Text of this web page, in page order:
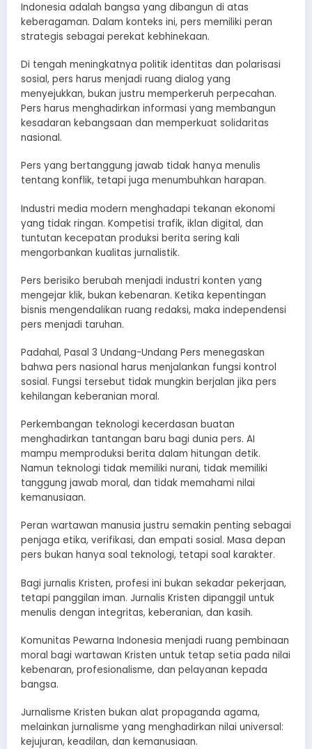
Indonesia adalah bangsa yang dibangun di atas
keberagaman. Dalam konteks ini, pers memiliki peran
strategis sebagai perekat kebhinekaan.
Di tengah meningkatnya politik identitas dan polarisasi
sosial, pers harus menjadi ruang dialog yang
menyejukkan, bukan justru memperkeruh perpecahan.
Pers harus menghadirkan informasi yang membangun
kesadaran kebangsaan dan memperkuat solidaritas
nasional.
Pers yang bertanggung jawab tidak hanya menulis
tentang konflik, tetapi juga menumbuhkan harapan.
Industri media modern menghadapi tekanan ekonomi
yang tidak ringan. Kompetisi trafik, iklan digital, dan
tuntutan kecepatan produksi berita sering kali
mengorbankan kualitas jurnalistik.
Pers berisiko berubah menjadi industri konten yang
mengejar klik, bukan kebenaran. Ketika kepentingan
bisnis mengendalikan ruang redaksi, maka independensi
pers menjadi taruhan.
Padahal, Pasal 3 Undang-Undang Pers menegaskan
bahwa pers nasional harus menjalankan fungsi kontrol
sosial. Fungsi tersebut tidak mungkin berjalan jika pers
kehilangan keberanian moral.
Perkembangan teknologi kecerdasan buatan
menghadirkan tantangan baru bagi dunia pers. AI
mampu memproduksi berita dalam hitungan detik.
Namun teknologi tidak memiliki nurani, tidak memiliki
tanggung jawab moral, dan tidak memahami nilai
kemanusiaan.
Peran wartawan manusia justru semakin penting sebagai
penjaga etika, verifikasi, dan empati sosial. Masa depan
pers bukan hanya soal teknologi, tetapi soal karakter.
Bagi jurnalis Kristen, profesi ini bukan sekadar pekerjaan,
tetapi panggilan iman. Jurnalis Kristen dipanggil untuk
menulis dengan integritas, keberanian, dan kasih.
Komunitas Pewarna Indonesia menjadi ruang pembinaan
moral bagi wartawan Kristen untuk tetap setia pada nilai
kebenaran, profesionalisme, dan pelayanan kepada
bangsa.
Jurnalisme Kristen bukan alat propaganda agama,
melainkan jurnalisme yang menghadirkan nilai universal:
kejujuran, keadilan, dan kemanusiaan.